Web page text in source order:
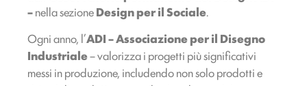
–nella sezioneDesign per il Sociale.
Ogni anno, l’ADI – Associazione per il Disegno
Industriale– valorizza i progetti più significativi
messi in produzione, includendo non solo prodotti e